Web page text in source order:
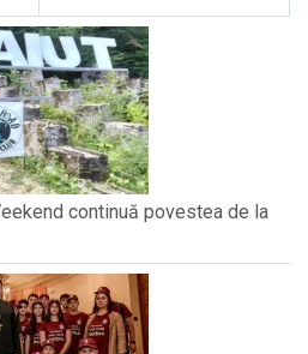
continuă povestea de la